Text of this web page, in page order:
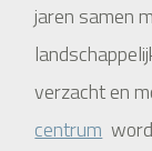
jaren samen
verzacht en
centrum